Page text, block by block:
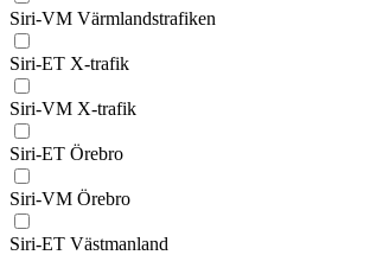
Siri-VM Värmlandstrafiken
Siri-ET X-trafik
Siri-VM X-trafik
Siri-ET Örebro
Siri-VM Örebro
Siri-ET Västmanland